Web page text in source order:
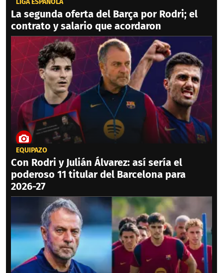
LIGA ESPAÑOLA
La segunda oferta del Barça por Rodri; el
contrato y salario que acordaron
EQUIPAZO
Con Rodri y Julián Álvarez: así sería el
poderoso 11 titular del Barcelona para
2026-27